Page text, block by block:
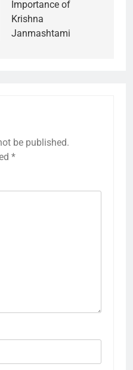
Importance of
Krishna
Janmashtami
be published.
*